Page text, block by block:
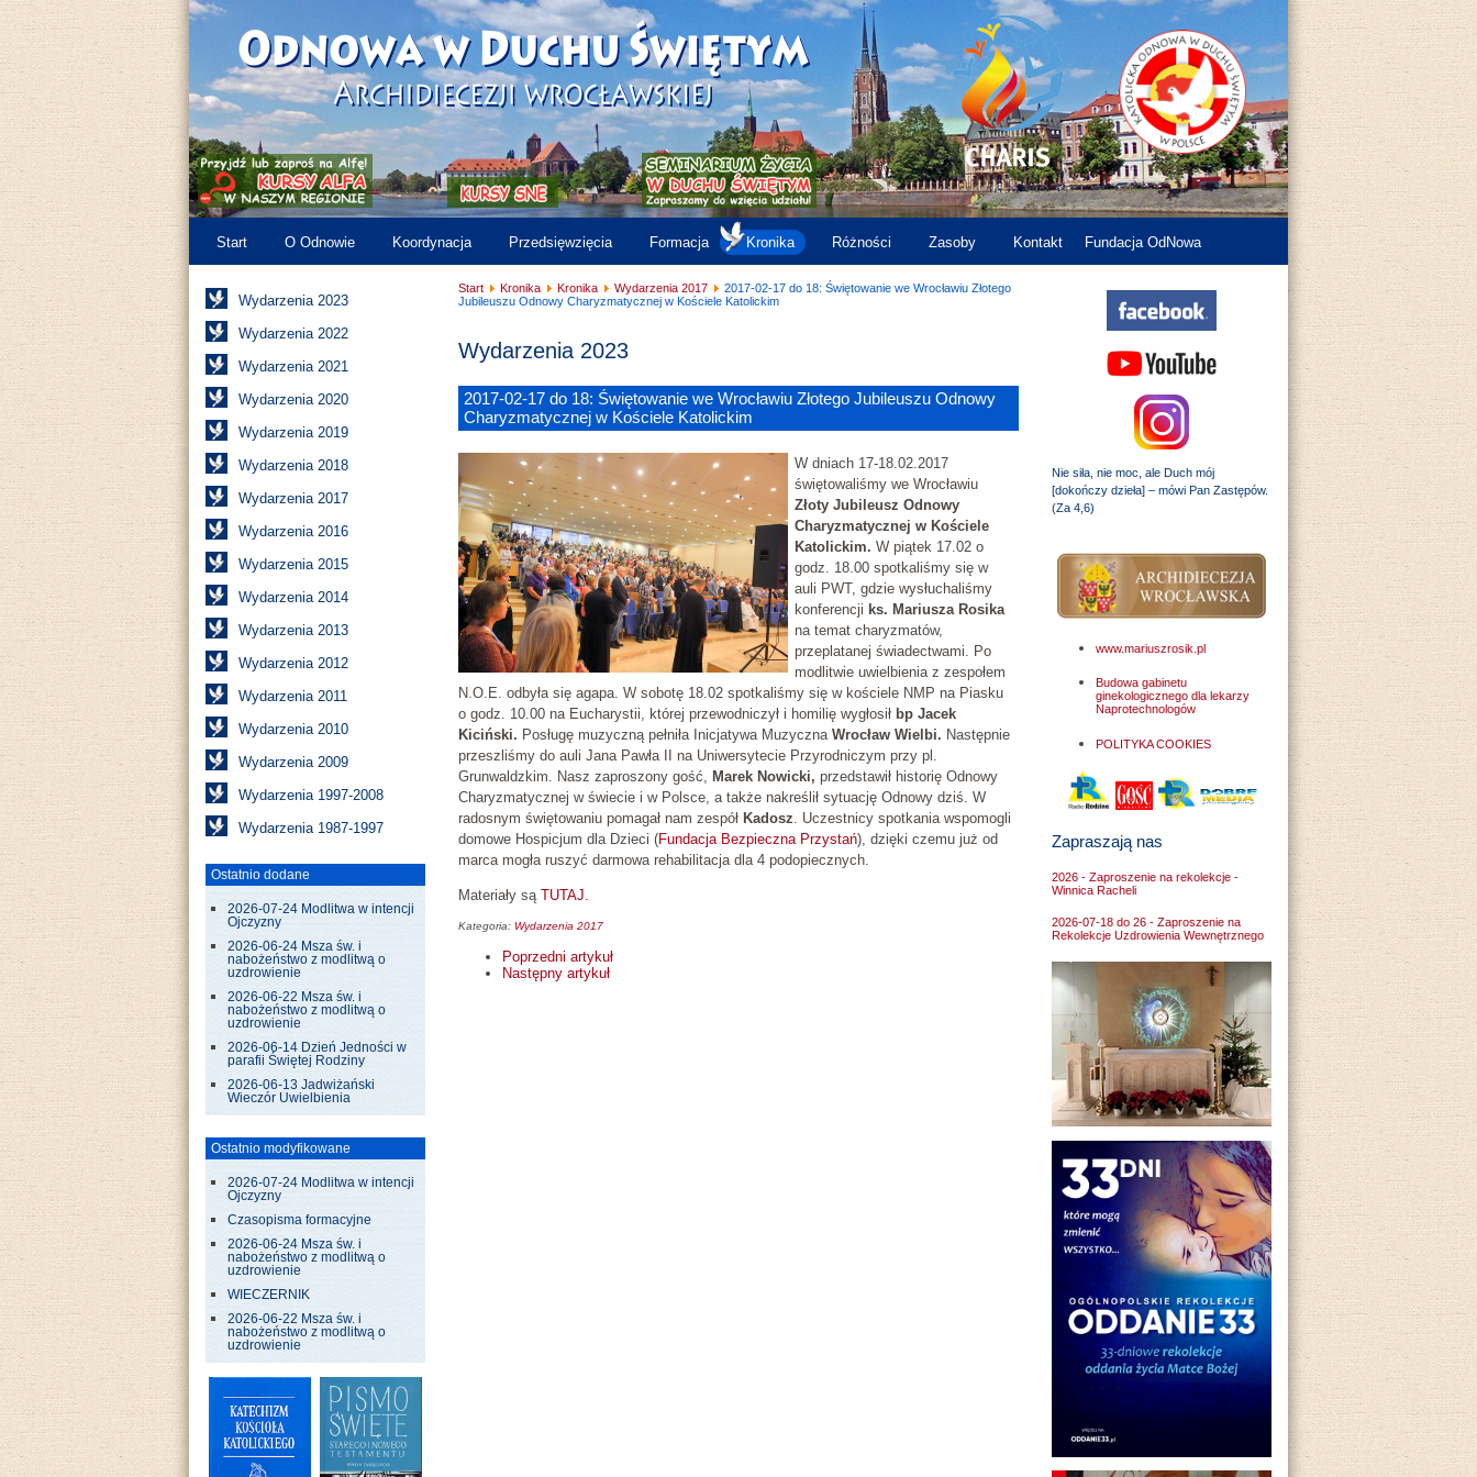
Start O Odnowie Koordynacja Przedsięwzięcia Formacja Kronika Różności Zasoby Kontakt Fundacja OdNowa
Wydarzenia 2023
Wydarzenia 2022
Wydarzenia 2021
Wydarzenia 2020
Wydarzenia 2019
Wydarzenia 2018
Wydarzenia 2017
Wydarzenia 2016
Wydarzenia 2015
Wydarzenia 2014
Wydarzenia 2013
Wydarzenia 2012
Wydarzenia 2011
Wydarzenia 2010
Wydarzenia 2009
Wydarzenia 1997-2008
Wydarzenia 1987-1997
Ostatnio dodane
2026-07-24 Modlitwa w intencji
Ojczyzny
2026-06-24 Msza św. i
nabożeństwo z modlitwą o
uzdrowienie
2026-06-22 Msza św. i
nabożeństwo z modlitwą o
uzdrowienie
2026-06-14 Dzień Jedności w
parafii Świętej Rodziny
2026-06-13 Jadwiżański
Wieczór Uwielbienia
Ostatnio modyfikowane
2026-07-24 Modlitwa w intencji
Ojczyzny
Czasopisma formacyjne
2026-06-24 Msza św. i
nabożeństwo z modlitwą o
uzdrowienie
WIECZERNIK
2026-06-22 Msza św. i
nabożeństwo z modlitwą o
uzdrowienie
Nie siła, nie moc, ale Duch mój
[dokończy dzieła] – mówi Pan Zastępów.
(Za 4,6)
www.mariuszrosik.pl
Budowa gabinetu
ginekologicznego dla lekarzy
Naprotechnologów
POLITYKA COOKIES
Zapraszają nas
2026 - Zaproszenie na rekolekcje -
Winnica Racheli
2026-07-18 do 26 - Zaproszenie na
Rekolekcje Uzdrowienia Wewnętrznego
Start Kronika Kronika Wydarzenia 2017
2017-02-17 do 18: Świętowanie we Wrocławiu Złotego
Jubileuszu Odnowy Charyzmatycznej w Kościele Katolickim
Wydarzenia 2023
2017-02-17 do 18: Świętowanie we Wrocławiu Złotego Jubileuszu Odnowy
Charyzmatycznej w Kościele Katolickim
W dniach 17-18.02.2017
świętowaliśmy we Wrocławiu
Złoty Jubileusz Odnowy
Charyzmatycznej w Kościele
Katolickim. W piątek 17.02 o
godz. 18.00 spotkaliśmy się w
auli PWT, gdzie wysłuchaliśmy
konferencji ks. Mariusza Rosika
na temat charyzmatów,
przeplatanej świadectwami. Po
modlitwie uwielbienia z zespołem
N.O.E. odbyła się agapa. W sobotę 18.02 spotkaliśmy się w kościele NMP na Piasku
o godz. 10.00 na Eucharystii, której przewodniczył i homilię wygłosił bp Jacek
Kiciński. Posługę muzyczną pełniła Inicjatywa Muzyczna Wrocław Wielbi. Następnie
przeszliśmy do auli Jana Pawła II na Uniwersytecie Przyrodniczym przy pl.
Grunwaldzkim. Nasz zaproszony gość, Marek Nowicki, przedstawił historię Odnowy
Charyzmatycznej w świecie i w Polsce, a także nakreślił sytuację Odnowy dziś. W
radosnym świętowaniu pomagał nam zespół Kadosz. Uczestnicy spotkania wspomogli
domowe Hospicjum dla Dzieci (Fundacja Bezpieczna Przystań), dzięki czemu już od
marca mogła ruszyć darmowa rehabilitacja dla 4 podopiecznych.
Materiały są TUTAJ.
Kategoria: Wydarzenia 2017
Poprzedni artykuł
Następny artykuł